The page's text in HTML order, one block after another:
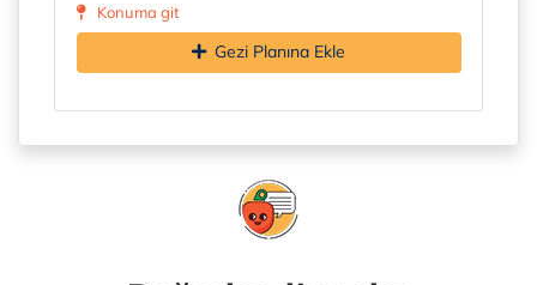
Konuma git
Gezi Planına Ekle